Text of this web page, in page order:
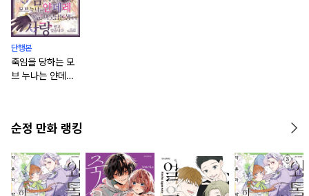
단행본
죽임을 당하는 모
브 누나는 얀데레
순정 만화 랭킹